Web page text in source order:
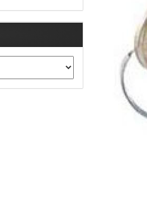
Thule Kits 30.. für 753
Thule Montagekits 40.. für
Fußsatz Fahrzeuge mit
integrierter Reling
Thule Montagekits 60.. für
Fußsatz Fahrzeuge mit
Thule Montagekits 70.. für